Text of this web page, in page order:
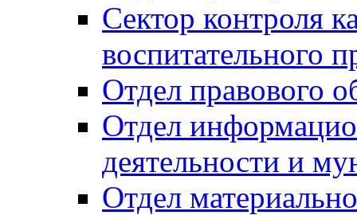
Сектор контроля
воспитательного
Отдел правового
Отдел
деятельности и
Отдел